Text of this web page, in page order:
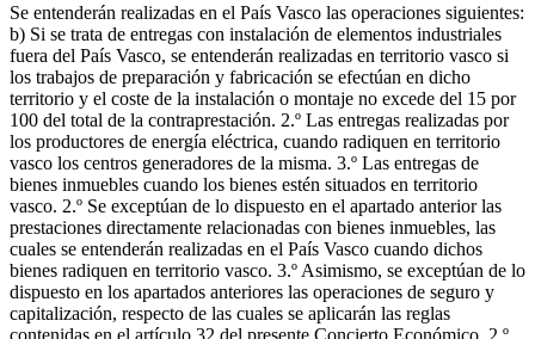
Se entenderán realizadas en el País Vasco las operaciones siguientes:
b) Si se trata de entregas con instalación de elementos industriales
fuera del País Vasco, se entenderán realizadas en territorio vasco si
los trabajos de preparación y fabricación se efectúan en dicho
territorio y el coste de la instalación o montaje no excede del 15 por
100 del total de la contraprestación. 2.º Las entregas realizadas por
los productores de energía eléctrica, cuando radiquen en territorio
vasco los centros generadores de la misma. 3.º Las entregas de
bienes inmuebles cuando los bienes estén situados en territorio
vasco. 2.º Se exceptúan de lo dispuesto en el apartado anterior las
prestaciones directamente relacionadas con bienes inmuebles, las
cuales se entenderán realizadas en el País Vasco cuando dichos
bienes radiquen en territorio vasco. 3.º Asimismo, se exceptúan de lo
dispuesto en los apartados anteriores las operaciones de seguro y
capitalización, respecto de las cuales se aplicarán las reglas
contenidas en el artículo 32 del presente Concierto Económico. 2.º